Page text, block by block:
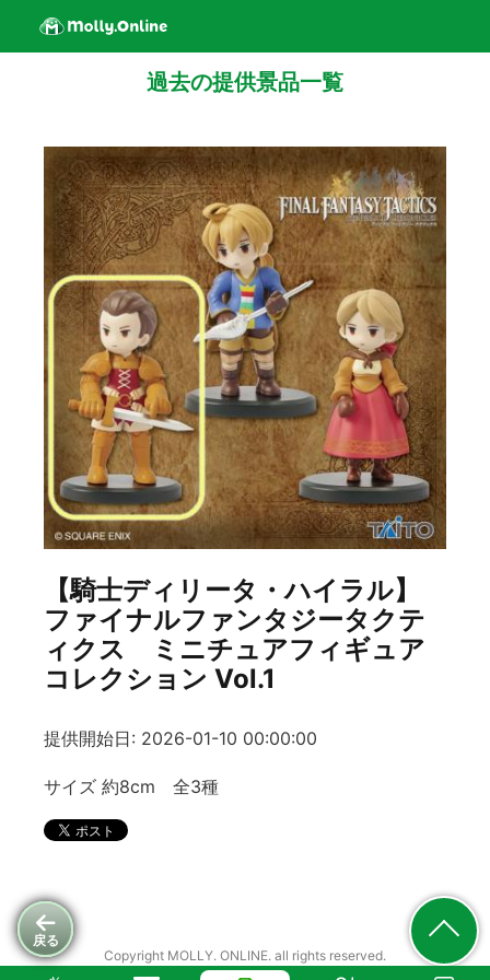
戻る
過去の提供景品一覧
【騎士ディリータ・ハイラル】
ファイナルファンタジータクテ
ィクス ミニチュアフィギュア
コレクション Vol.1
提供開始日: 2026-01-10 00:00:00
サイズ 約8cm 全3種
Copyright MOLLY. ONLINE. all rights reserved.